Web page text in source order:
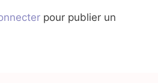
pour publier un